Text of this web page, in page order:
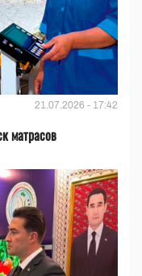
21.07.2026 - 17:42
матрасов